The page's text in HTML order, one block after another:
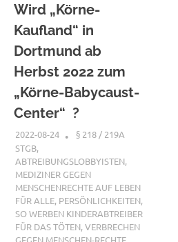
Wird „Körne-
Kaufland“ in
Dortmund ab
Herbst 2022 zum
„Körne-Babycaust-
Center“ ?
2022-08-24 XX
§ 218 / 219A
STGB,
ABTREIBUNGSLOBBYISTEN,
MEDIZINER GEGEN
MENSCHENRECHTE AUF LEBEN
FÜR ALLE, PERSÖNLICHKEITEN,
SO WERBEN KINDERABTREIBER
FÜR DAS TÖTEN,VERBRECHEN
GEGEN MENSCHEN-RECHTE